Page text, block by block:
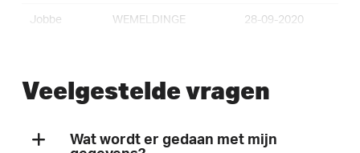
Jobbe WEMELDINGE 28-09-2020
Martijn Heinkenszand 06-10-2018
Veelgestelde vragen
Wat wordt er gedaan met mijn